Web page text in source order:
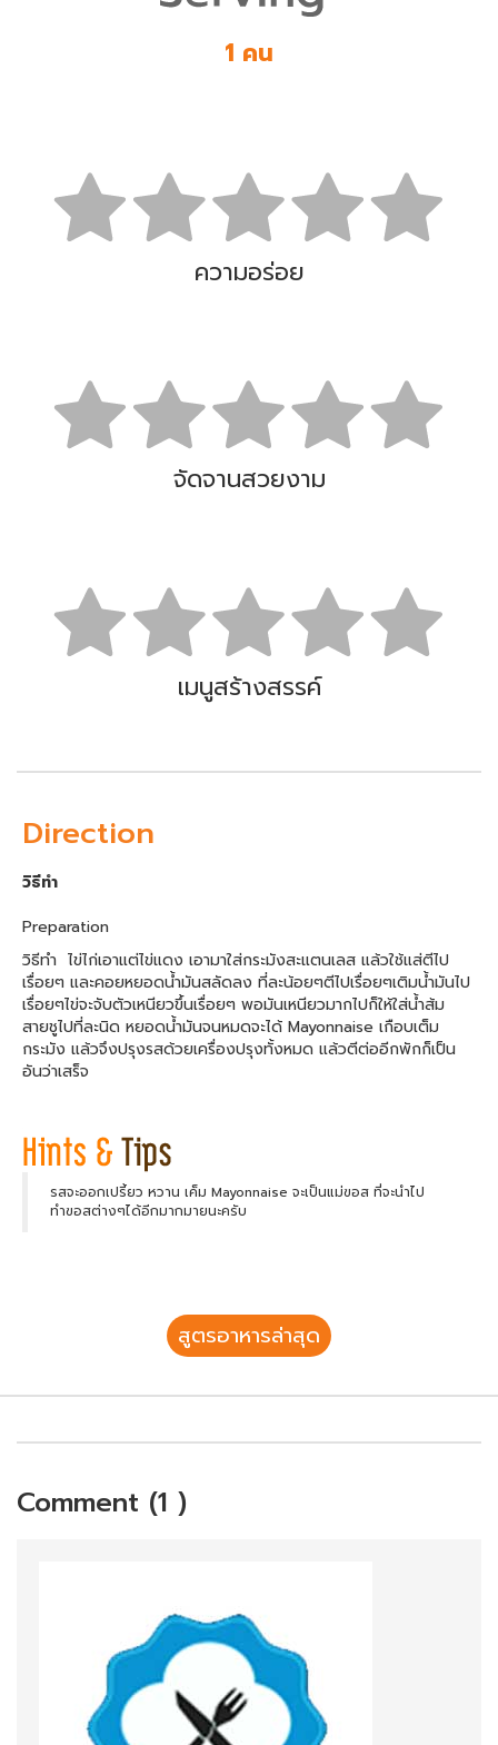
1 คน
ความอร่อย
จัดจานสวยงาม
เมนูสร้างสรรค์
Direction
วิธีทำ
Preparation
วิธีทำ ไข่ไก่เอาแต่ไข่แดง เอามาใส่กระมังสะแตนเลส แล้วใช้แส่ตีไป
เรื่อยๆ และคอยหยอดน้ำมันสลัดลง ที่ละน้อยๆตีไปเรื่อยๆเติมน้ำมันไป
เรื่อยๆไข่จะจับตัวเหนียวขึ้นเรื่อยๆ พอมันเหนียวมากไปก็ให้ใส่น้ำส้ม
สายชูไปที่ละนิด หยอดน้ำมันจนหมดจะได้ Mayonnaise เกือบเต็ม
กระมัง แล้วจึงปรุงรสด้วยเครื่องปรุงทั้งหมด แล้วตีต่ออีกพักก็เป็น
อันว่าเสร็จ
รสจะออกเปรี้ยว หวาน เค็ม Mayonnaise จะเป็นแม่ฃอส ที่จะนำไป
ทำฃอสต่างๆได้อีกมากมายนะครับ
สูตรอาหารล่าสุด
Comment (1 )